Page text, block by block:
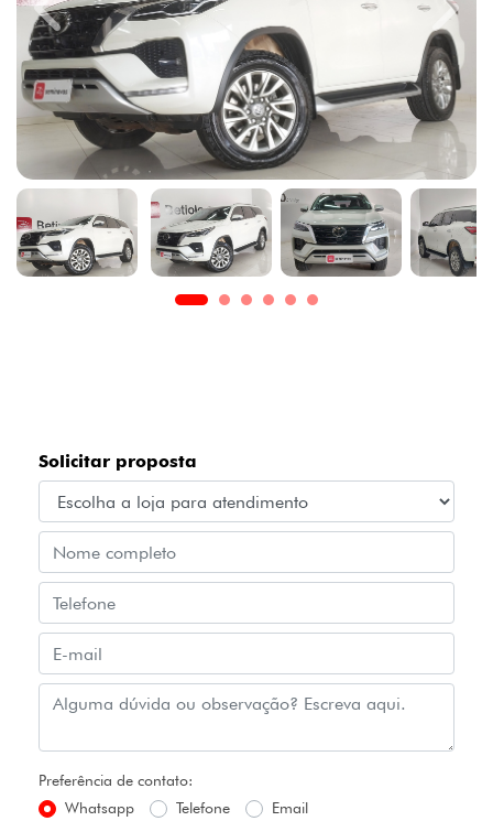
Previous Next
Solicitar proposta
Preferência de contato:
Whatsapp
Telefone Email